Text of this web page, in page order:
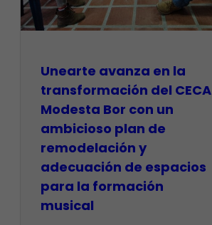
Unearte avanza en la
transformación del CECA
Modesta Bor con un
ambicioso plan de
remodelación y
adecuación de espacios
para la formación
musical